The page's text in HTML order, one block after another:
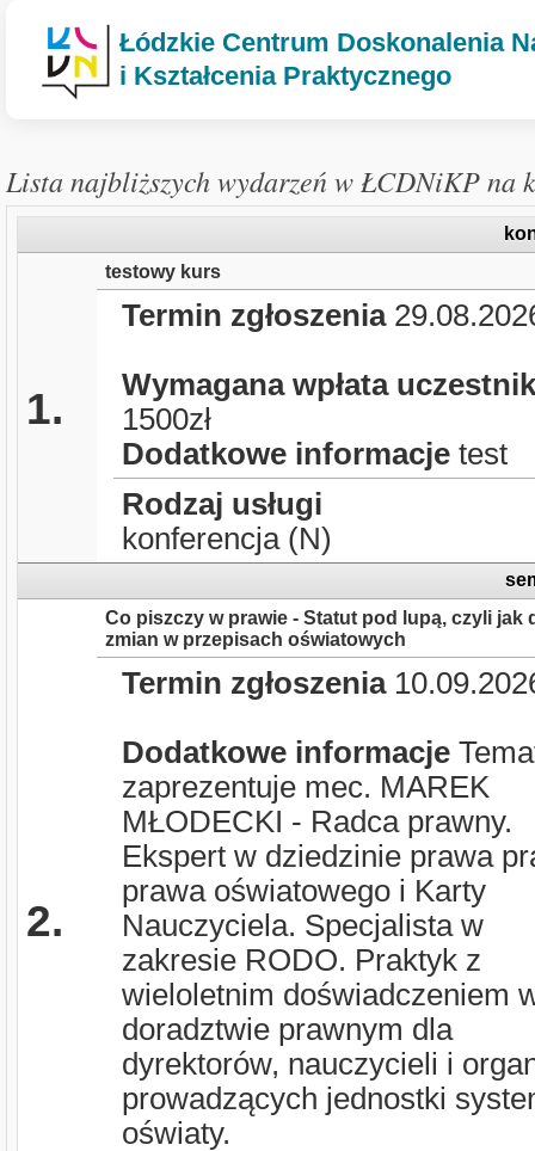
Łódzkie Centrum Doskonalenia
i Kształcenia Praktycznego
Lista najbliższych wydarzeń w ŁCDNiKP na
1.
testowy kurs
Termin zgłoszenia
Wymagana wpłata
1500zł
Dodatkowe informacje test
Rodzaj usługi
konferencja (N)
2.
Co piszczy w prawie - Statut pod lupą, czyli
zmian w przepisach oświatowych
Termin zgłoszenia
Dodatkowe informacje
zaprezentuje mec. MAREK
MŁODECKI - Radca prawny.
Ekspert w dziedzinie prawa
prawa oświatowego i Karty
Nauczyciela. Specjalista w
zakresie RODO. Praktyk z
wieloletnim doświadczeniem
doradztwie prawnym dla
dyrektorów, nauczycieli i
prowadzących jednostki
oświaty.